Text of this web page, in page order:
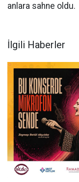
anlara sahne oldu.
İlgili Haberler